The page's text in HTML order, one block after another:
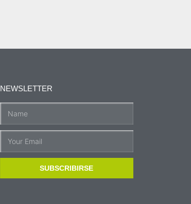
NEWSLETTER
SUBSCRIBIRSE